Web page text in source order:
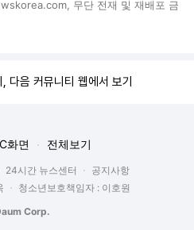
무단 전재 및 재배포 금
다음 커뮤니티 웹에서 보기
화면 전체보기
24시간 뉴스센터
공지사항
청소년보호책임자 : 이호원
Corp.